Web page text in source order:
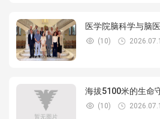
医学院脑科学与脑
(10)
海拔5100米的生命
(10)